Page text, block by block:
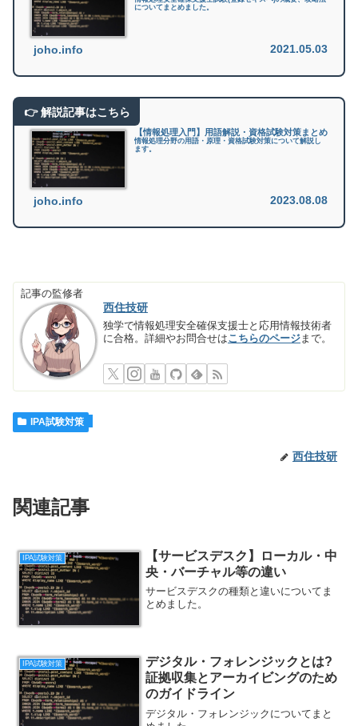
についてまとめました。
joho.info 2021.05.03
【情報処理入門】用語解説・資格試験対策まとめ
情報処理分野の用語・原理・資格試験対策について解説し
ます。
joho.info 2023.08.08
記事の監修者
西住技研
独学で情報処理安全確保支援士と応用情報技術者
に合格。詳細やお問合せはこちらのページまで。
IPA試験対策
西住技研
関連記事
IPA試験対策
【サービスデスク】ローカル・中
央・バーチャル等の違い
サービスデスクの種類と違いについてま
とめました。
IPA試験対策
デジタル・フォレンジックとは?
証拠収集とアーカイビングのため
のガイドライン
デジタル・フォレンジックについてまと